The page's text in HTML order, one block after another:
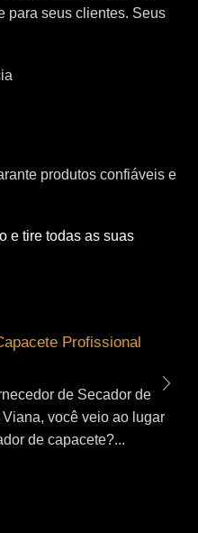
para seus clientes. Seus
produtos confiáveis e
e tire todas as suas
Profissional
de Secador de
você veio ao lugar
de capacete?...